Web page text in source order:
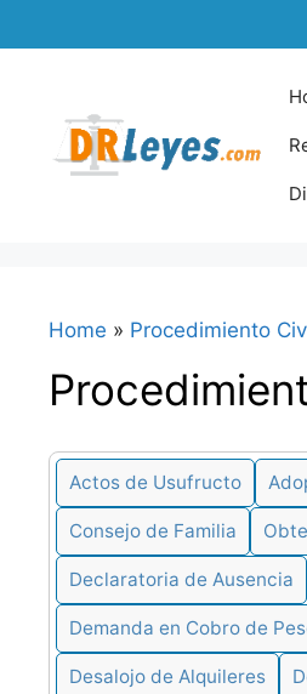
to
Home » Procedimiento
Actos de Usufructo
Consejo de Familia
Declaratoria de Ausencia
Demanda en Cobro de
Desalojo de Alquileres